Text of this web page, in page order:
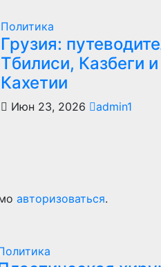
Политика
Грузия:
Тбилиси, Казбеги и
Кахетии
Июн 23, 2026 admin1
авторизоваться.